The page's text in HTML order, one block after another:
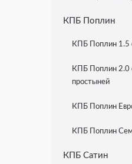
КПБ Поплин
КПБ Поплин 1.5
КПБ Поплин 2.0
простыней
КПБ Поплин
КПБ Поплин
КПБ Сатин